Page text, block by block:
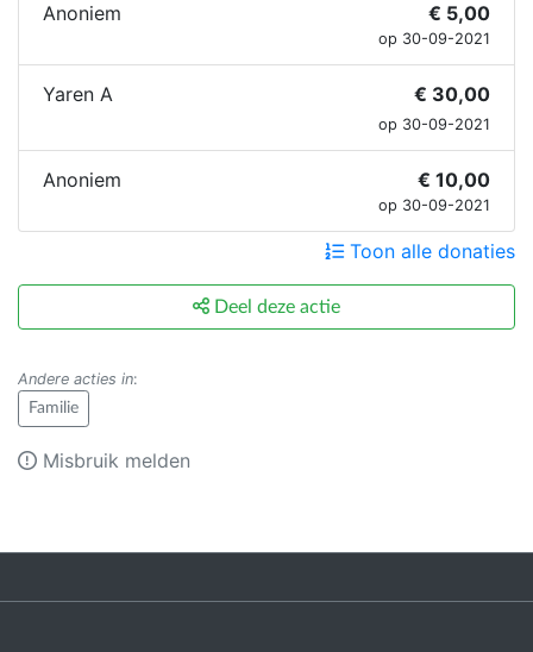
Anoniem € 5,00
op 30-09-2021
Yaren A € 30,00
op 30-09-2021
Anoniem € 10,00
op 30-09-2021
Toon alle donaties
Deel deze actie
Andere acties in:
Familie
Misbruik melden